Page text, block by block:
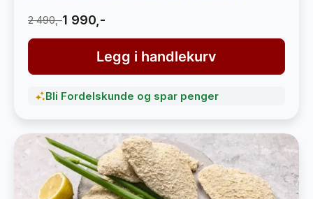
2 490,-1 990,-
Legg i handlekurv
Bli Fordelskunde og spar penger